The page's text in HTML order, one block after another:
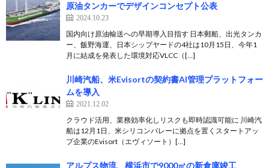
原油タンカーでデザインコンセプト公表
2024.10.23
国内向け原油輸送への早期導入目指す 日本郵船、出光タンカ
ー、飯野海運、日本シップヤードの4社は10月15日、今年1
月に結成を発表した環境対応VLCC（[…]
川崎汽船、米Evisortの契約書AI管理プラットフォー
ムを導入
2021.12.02
クラウド活用、業務効率化しリスクも即時認識可能に 川崎汽
船は12月1日、米シリコンバレーに拠点を置くスタートアッ
プ企業のEvisort（エヴィソート）[…]
アルプス物流、横浜市で9000㎡の新倉庫竣工